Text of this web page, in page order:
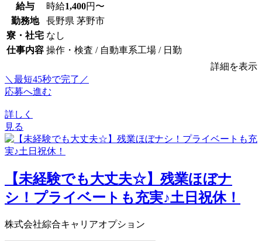
給与 時給1,400円〜
勤務地
長野県 茅野市
寮・社宅 なし
仕事内容 操作・検査 / 自動車系工場 / 日勤
詳細を表示
＼最短45秒で完了／
応募へ進む
詳しく
見る
【未経験でも大丈夫☆】残業ほぼナ
シ！プライベートも充実♪土日祝休！
株式会社綜合キャリアオプション